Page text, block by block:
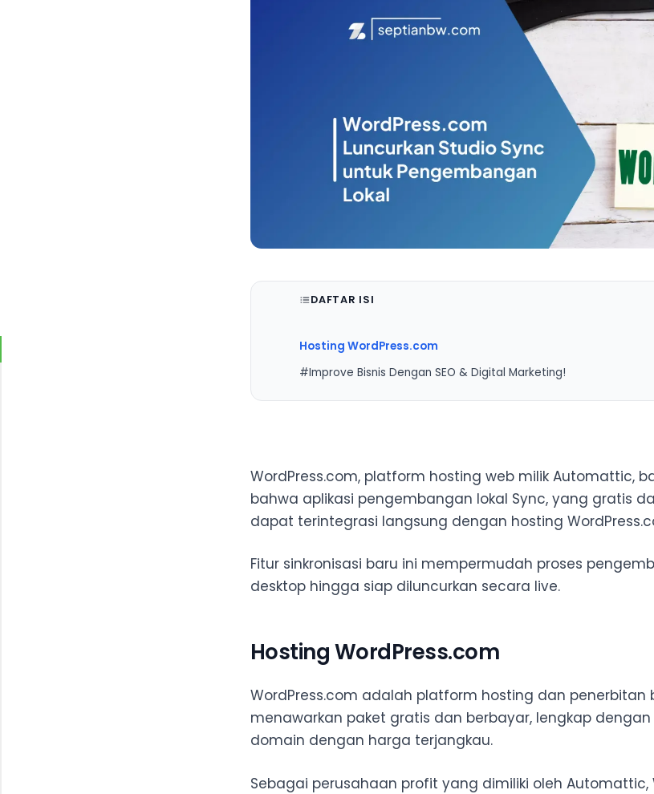
DAFTAR ISI
Hosting WordPress.com
#Improve Bisnis Dengan SEO & Digital Marketing!
Referensi:
WordPress.com, platform hosting web milik Automattic,
bahwa aplikasi pengembangan lokal Sync, yang gratis
dapat terintegrasi langsung dengan hosting
Fitur sinkronisasi baru ini mempermudah proses
desktop hingga siap diluncurkan secara live.
Hosting WordPress.com
WordPress.com adalah platform hosting dan penerbitan
menawarkan paket gratis dan berbayar, lengkap
domain dengan harga terjangkau.
Sebagai perusahaan profit yang dimiliki oleh Automattic,